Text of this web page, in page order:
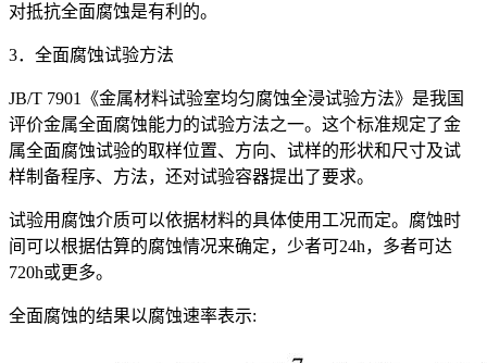
对抵抗全面腐蚀是有利的。
3．全面腐蚀试验方法
JB/T 7901《金属材料试验室均匀腐蚀全浸试验方法》是我国
评价金属全面腐蚀能力的试验方法之一。这个标准规定了金
属全面腐蚀试验的取样位置、方向、试样的形状和尺寸及试
样制备程序、方法，还对试验容器提出了要求。
试验用腐蚀介质可以依据材料的具体使用工况而定。腐蚀时
间可以根据估算的腐蚀情况来确定，少者可24h，多者可达
720h或更多。
全面腐蚀的结果以腐蚀速率表示: